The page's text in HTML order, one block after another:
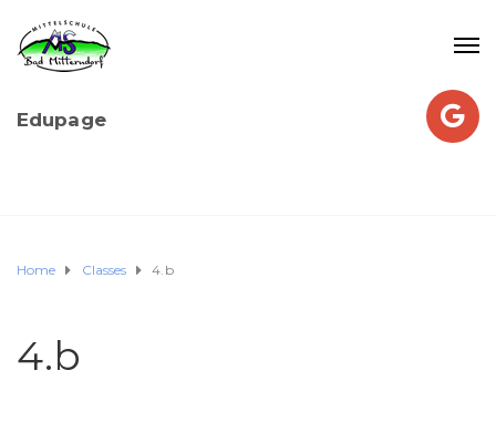
Edupage
Home Classes 4.b
4.b